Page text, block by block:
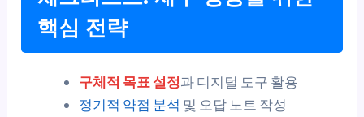
핵심 전략
구체적 목표 설정과 디지털 도구 활용
정기적 약점 분석 및 오답 노트 작성